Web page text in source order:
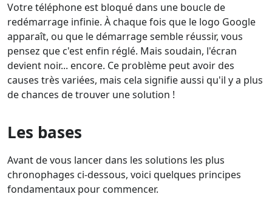
Votre téléphone est bloqué dans une boucle de
redémarrage infinie. À chaque fois que le logo Google
apparaît, ou que le démarrage semble réussir, vous
pensez que c'est enfin réglé. Mais soudain, l'écran
devient noir... encore. Ce problème peut avoir des
causes très variées, mais cela signifie aussi qu'il y a plus
de chances de trouver une solution !
Les bases
Avant de vous lancer dans les solutions les plus
chronophages ci-dessous, voici quelques principes
fondamentaux pour commencer.